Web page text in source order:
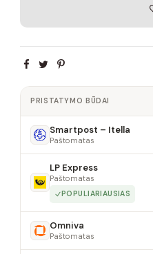
PRISTATYMO BŪDAI
Smartpost – Itella
Paštomatas
LP Express
Paštomatas
POPULIARIAUSIAS
Omniva
Paštomatas